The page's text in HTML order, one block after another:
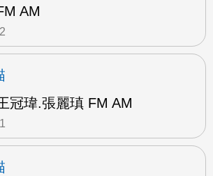
AM
冠瑋.張麗瑱 FM AM